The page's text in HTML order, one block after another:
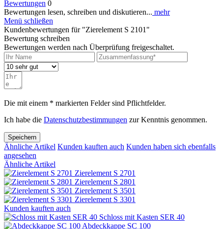
Bewertungen 0
Bewertungen lesen, schreiben und diskutieren... mehr
Menü schließen
Kundenbewertungen für "Zierelement S 2101"
Bewertung schreiben
Bewertungen werden nach Überprüfung freigeschaltet.
Die mit einem * markierten Felder sind Pflichtfelder.
Ich habe die Datenschutzbestimmungen zur Kenntnis genommen.
Speichern
Ähnliche Artikel Kunden kauften auch Kunden haben sich ebenfalls
angesehen
Ähnliche Artikel
Zierelement S 2701
Zierelement S 2801
Zierelement S 3501
Zierelement S 3301
Kunden kauften auch
Schloss mit Kasten SER 40
Abdeckkappe SC 100